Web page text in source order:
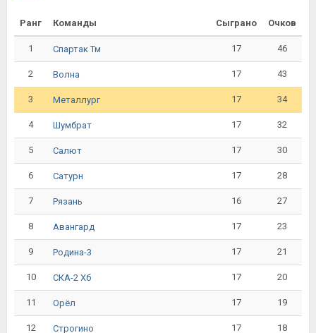
Ранг Команды Сыграно Очков
1 Спартак Тм 17 46
2 Волна 17 43
3 Металлург 17 34
4 Шумбрат 17 32
5 Салют 17 30
6 Сатурн 17 28
7 Рязань 16 27
8 Авангард 17 23
9 Родина-3 17 21
10 СКА-2 Хб 17 20
11 Орёл 17 19
12 Строгино 17 18